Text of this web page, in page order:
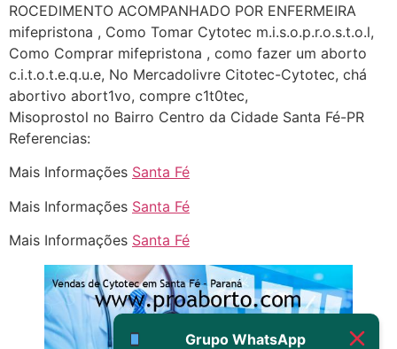
ROCEDIMENTO ACOMPANHADO POR ENFERMEIRA
mifepristona , Como Tomar Cytotec m.i.s.o.p.r.o.s.t.o.l,
Como Comprar mifepristona , como fazer um aborto
c.i.t.o.t.e.q.u.e, No Mercadolivre Citotec-Cytotec, chá
abortivo abort1vo, compre c1t0tec,
Misoprostol no Bairro Centro da Cidade Santa Fé-PR
Referencias:
Mais Informações Santa Fé
Mais Informações Santa Fé
Mais Informações Santa Fé
Grupo WhatsApp
(879121**** em
http://www.proaborto.com)
Eu acho, não sei
22/05/2026 17:19:16
http://www.proaborto.com)
mesmo
22/05/2026 17:19:47
G (1199866**** em
http://www.proaborto.com)
Muito obrigadaaaaa